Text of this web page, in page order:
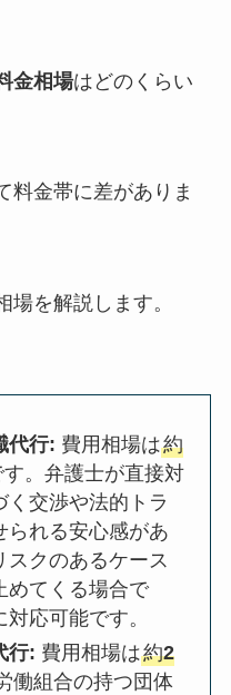
金相場はどのくらい
料金帯に差がありま
を解説します。
代行: 費用相場は約
す。弁護士が直接対
く交渉や法的トラ
られる安心感があ
スクのあるケース
めてくる場合で
応可能です。
行: 費用相場は約2
働組合の持つ団体